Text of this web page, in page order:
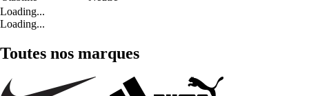
Loading...
Loading...
Toutes nos marques